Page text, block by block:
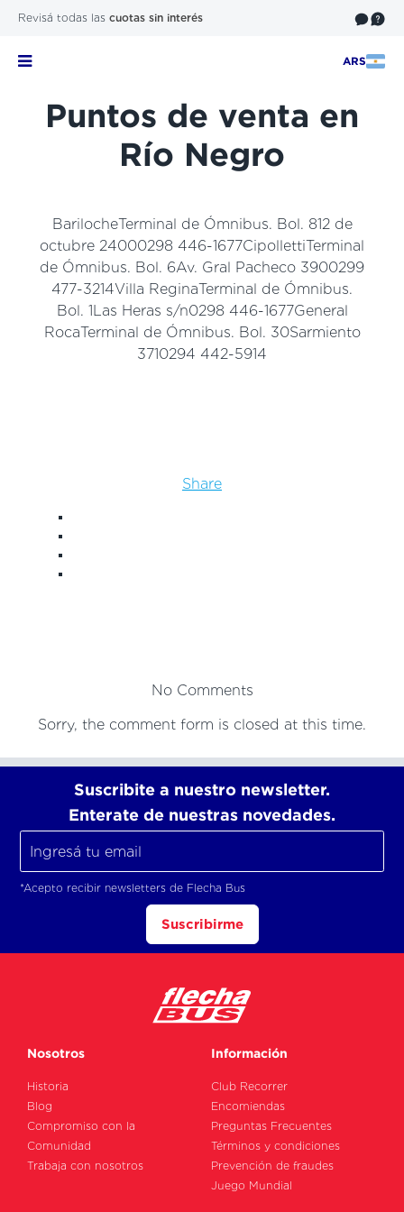
Revisá todas las cuotas sin interés
ARS
Puntos de venta en
Río Negro
BarilocheTerminal de Ómnibus. Bol. 812 de
octubre 24000298 446-1677CipollettiTerminal
de Ómnibus. Bol. 6Av. Gral Pacheco 3900299
477-3214Villa ReginaTerminal de Ómnibus.
Bol. 1Las Heras s/n0298 446-1677General
RocaTerminal de Ómnibus. Bol. 30Sarmiento
3710294 442-5914
Share
No Comments
Sorry, the comment form is closed at this time.
Suscribite a nuestro newsletter.
Enterate de nuestras novedades.
*Acepto recibir newsletters de Flecha Bus
Suscribirme
Nosotros
Historia
Blog
Compromiso con la
Comunidad
Trabaja con nosotros
Información
Club Recorrer
Encomiendas
Preguntas Frecuentes
Términos y condiciones
Prevención de fraudes
Juego Mundial